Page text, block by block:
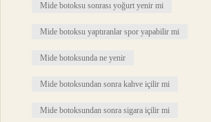
Mide botoksu sonrası yoğurt yenir mi
Mide botoksu yaptıranlar spor yapabilir mi
Mide botoksunda ne yenir
Mide botoksundan sonra kahve içilir mi
Mide botoksundan sonra sigara içilir mi